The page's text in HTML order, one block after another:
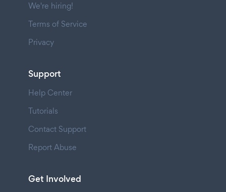
We're hiring!
Terms of Service
Privacy
Support
Help Center
Tutorials
Contact Support
Report Abuse
Get Involved